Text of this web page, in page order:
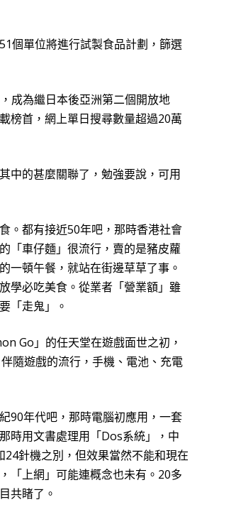
51個單位將進行試製食品計劃，篩選
成為繼日本後亞洲第二個開放地
榜首，網上單日搜尋數量超過20萬
中的甚麼關聯了，勉強要說，可用
。都有接近50年吧，那時香港社會
「車仔麵」很流行，賣的是豬皮蘿
一頓午餐 ，就站在街邊草草了事。
學必吃美食。從業者「營業額」雖
「走鬼」。
Go 」的任天堂在遊戲面世之初，
隨遊戲的流行，手機、電池、充電
90年代吧，那時電腦初應用，一套
時用文書處理用「Dos系統」，中
24針機之別，但效果當然不能和現在
「上網」可能連概念也未有。 20多
共睹了。